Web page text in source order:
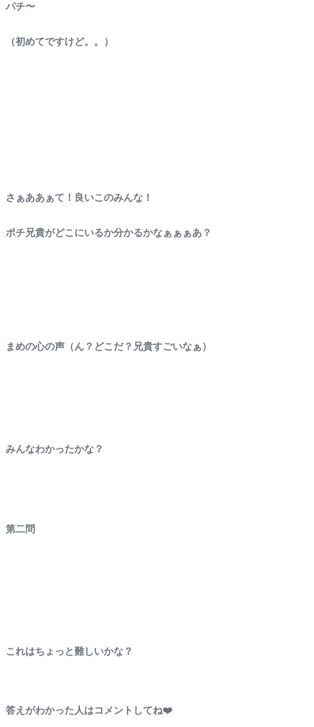
パチ〜
（初めてですけど。。）
さぁああぁて！良いこのみんな！
ポチ兄貴がどこにいるか分かるかなぁぁぁあ？
まめの心の声（ん？どこだ？兄貴すごいなぁ）
みんなわかったかな？
第二問
これはちょっと難しいかな？
答えがわかった人はコメントしてね❤️